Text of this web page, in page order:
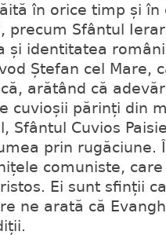
în orice timp și
precum Sfântul
și identitatea
Ștefan cel Mare,
arătând că
cuvioșii părinți din
Sfântul Cuvios
prin rugăciune.
comuniste,
Ei sunt sfinții
ne arată că